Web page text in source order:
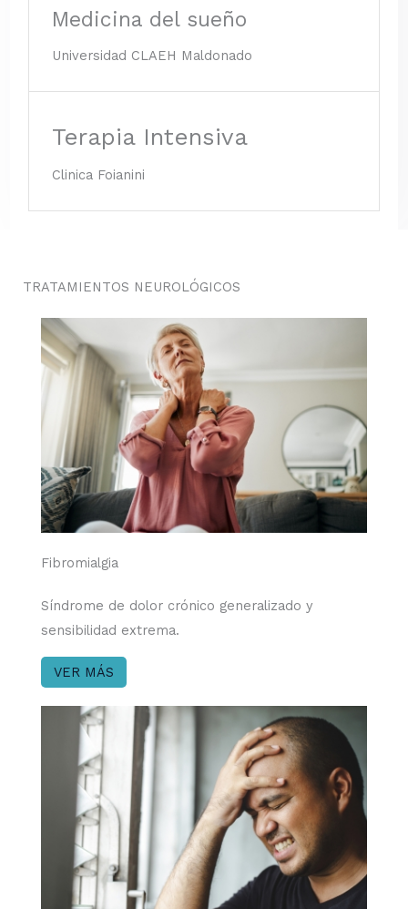
Medicina del sueño
Universidad CLAEH Maldonado
Terapia Intensiva
Clinica Foianini
TRATAMIENTOS NEUROLÓGICOS
Fibromialgia
Síndrome de dolor crónico generalizado y
sensibilidad extrema.
VER MÁS